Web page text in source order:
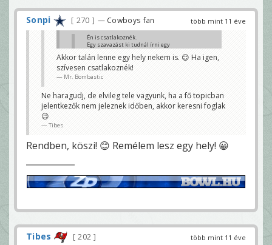
több mint 11 éve
Sonpi 270 — Cowboys fan
Én is csatlakoznék.
Egy szavazást ki tudnál írni egy
schdavegt
Hát itt nem, de ha jelentkeznek az emberek és eldől
Tibes
Akkor talán lenne egy hely nekem is. 😊 Ha igen,
szívesen csatlakoznék!
Mr. Bombastic
Ne haragudj, de elvileg tele vagyunk, ha a fő topicban
jelentkezők nem jeleznek időben, akkor keresni foglak
😉
Tibes
Rendben, köszi! 😊 Remélem lesz egy hely! 😀
több mint 11 éve
Tibes 202